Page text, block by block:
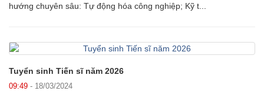
hướng chuyên sâu: Tự động hóa công nghiệp; Kỹ t...
Tuyển sinh Tiến sĩ năm 2026
09:49 - 18/03/2024